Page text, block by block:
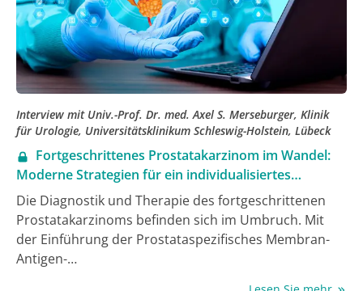
Interview mit Univ.-Prof. Dr. med. Axel S. Merseburger, Klinik
für Urologie, Universitätsklinikum Schleswig-Holstein, Lübeck
Fortgeschrittenes Prostatakarzinom im Wandel:
Moderne Strategien für ein individualisiertes
Therapiemanagement
Die Diagnostik und Therapie des fortgeschrittenen
Prostatakarzinoms befinden sich im Umbruch. Mit
der Einführung der Prostataspezifisches Membran-
Antigen-